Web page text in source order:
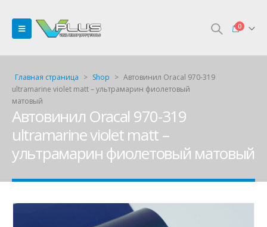
0
Главная страница > Shop > Автовинил Oracal 970-319
ultramarine violet matt – ультрамарин фиолетовый
матовый
Автовинил Oracal 970-319
ultramarine violet matt –
ультрамарин фиолетовый матовый